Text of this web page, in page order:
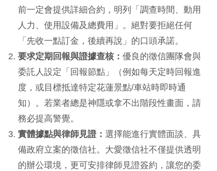
前一定會提供詳細合約，明列「調查時間、動用
人力、使用設備及總費用」。絕對要拒絕任何
「先收一點訂金，後續再說」的口頭承諾。
要求定期回報與證據查核：優良的徵信團隊會與
委託人設定「回報節點」（例如每天定時回報進
度，或目標抵達特定花蓮景點/車站時即時通
知）。若業者總是神隱或拿不出階段性畫面，請
務必提高警覺。
實體據點與律師見證：選擇能進行實體面談、具
備政府立案的徵信社。大愛徵信社不僅提供透明
的辦公環境，更可安排律師見證簽約，讓您的委